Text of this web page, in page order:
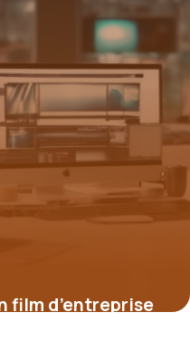
film d’entreprise